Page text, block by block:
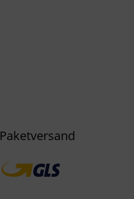
Paketversand